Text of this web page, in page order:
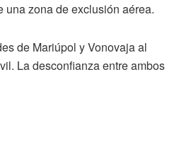
una zona de exclusión aérea.
de Mariúpol y Vonovaja al
La desconfianza entre ambos